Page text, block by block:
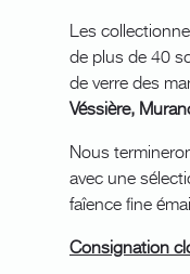
Les
de plus de 40
de verre des
Véssière,
Nous
avec une
faîence fine
Consignation